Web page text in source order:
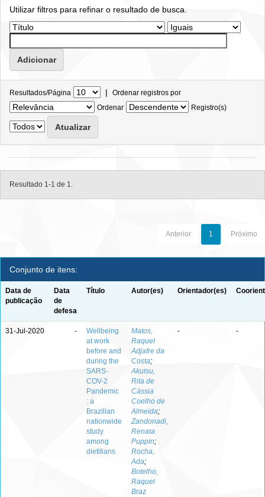
Utilizar filtros para refinar o resultado de busca.
Resultados/Página | Ordenar registros por
Ordenar
Registro(s)
Resultado 1-1 de 1.
Anterior 1 Próximo
Conjunto de itens:
Data de
publicação
Data
de
defesa
Título Autor(es) Orientador(es)
31-Jul-2020 -
Wellbeing
at work
before and
during the
SARS-
COV-2
Pandemic
: a
Brazilian
nationwide
study
among
dietitians
Matos,
Raquel
Adjafre da
Costa;
Akutsu,
Rita de
Cássia
Coelho de
Almeida;
Zandonadi,
Renata
Puppin;
Rocha,
Ada;
Botelho,
Raquel
Braz
- -